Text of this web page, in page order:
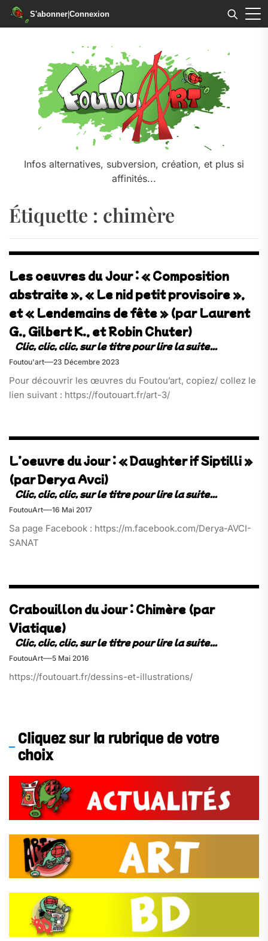
S'abonner|Connexion
Infos alternatives, subversion, création, et plus si
affinités...
Étiquette : chimère
Les oeuvres du Jour : « Composition
abstraite », « Le nid petit provisoire »,
et « Lendemains de fête » (par Laurent
G., Gilbert K., et Robin Chuter)
Foutou'art 23 Décembre 2023
Pour découvrir les œuvres du Foutou’art, copiez/ collez le
lien suivant : https://foutouart.fr/art-3/
L’oeuvre du jour : « Daughter if Siptilli »
(par Derya Avci)
FoutouArt 16 Mai 2017
Sa page Facebook : https://m.facebook.com/Derya-AVCI-
SANAT
Crabouillon du jour : Chimère (par
Viatique)
FoutouArt 5 Mai 2016
https://foutouart.fr/dessins-et-illustrations/
Cliquez sur la rubrique de votre
choix